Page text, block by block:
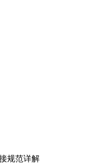
规范详解